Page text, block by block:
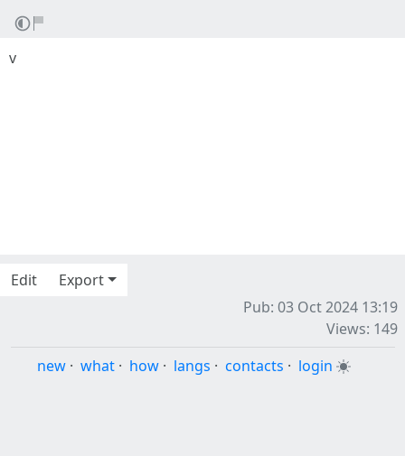
v
Edit
Export
Pub: 03 Oct 2024 13:19
Views: 149
new · what · how · langs · contacts · login